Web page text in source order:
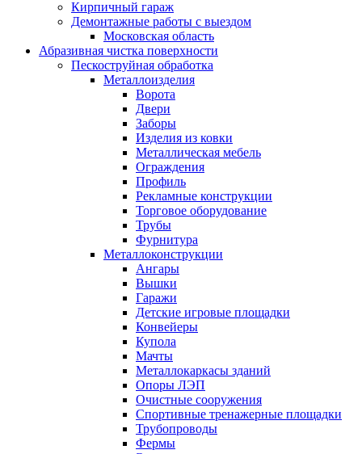
Кирпичный гараж
Демонтажные работы с выездом
Московская область
Абразивная чистка поверхности
Пескоструйная обработка
Металлоизделия
Ворота
Двери
Заборы
Изделия из ковки
Металлическая мебель
Ограждения
Профиль
Рекламные конструкции
Торговое оборудование
Трубы
Фурнитура
Металлоконструкции
Ангары
Вышки
Гаражи
Детские игровые площадки
Конвейеры
Купола
Мачты
Металлокаркасы зданий
Опоры ЛЭП
Очистные сооружения
Спортивные тренажерные площадки
Трубопроводы
Фермы